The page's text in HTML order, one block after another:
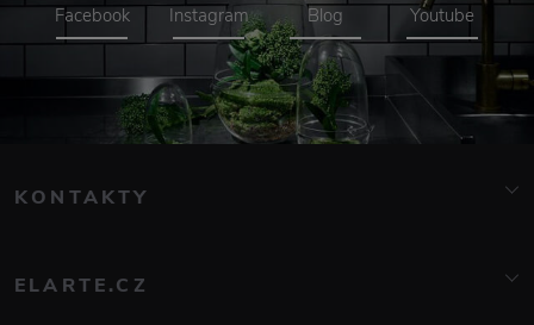
Facebook Instagram Blog Youtube
KONTAKTY
776 081 000
ELARTE.CZ